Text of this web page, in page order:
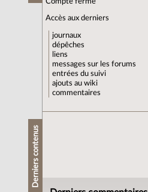
Accès aux derniers
journaux
dépêches
liens
messages sur les forums
entrées du suivi
ajouts au wiki
commentaires
Derniers contenus